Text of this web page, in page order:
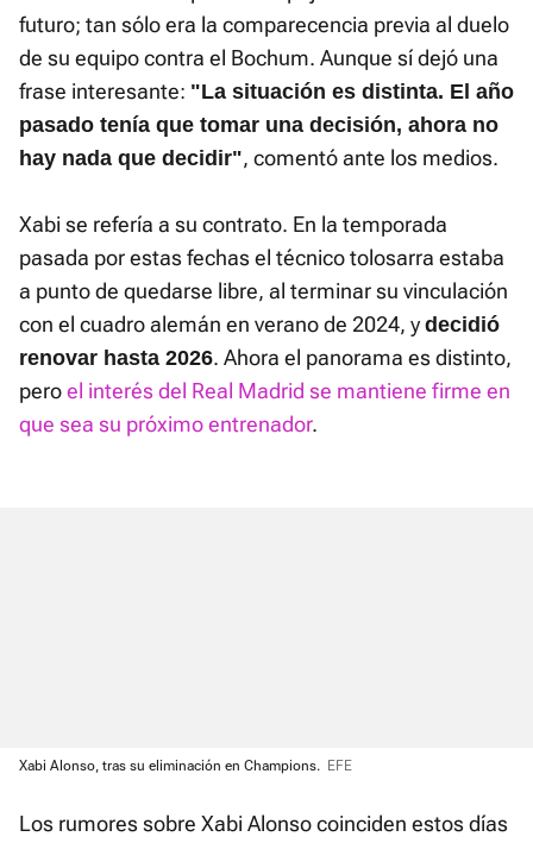
futuro; tan sólo era la comparecencia previa al duelo
de su equipo contra el Bochum. Aunque sí dejó una
frase interesante: "La situación es distinta. El año
pasado tenía que tomar una decisión, ahora no
hay nada que decidir", comentó ante los medios.
Xabi se refería a su contrato. En la temporada
pasada por estas fechas el técnico tolosarra estaba
a punto de quedarse libre, al terminar su vinculación
con el cuadro alemán en verano de 2024, y decidió
renovar hasta 2026. Ahora el panorama es distinto,
peroel interés del Real Madrid se mantiene firme en
que sea su próximo entrenador.
Xabi Alonso, tras su eliminación en Champions. EFE
Los rumores sobre Xabi Alonso coinciden estos días